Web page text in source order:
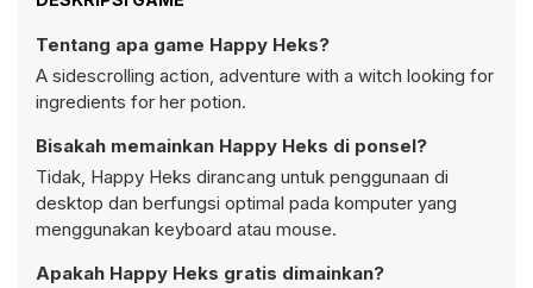
Tentang apa game Happy Heks?
A sidescrolling action, adventure with a witch looking for
ingredients for her potion.
Bisakah memainkan Happy Heks di ponsel?
Tidak, Happy Heks dirancang untuk penggunaan di
desktop dan berfungsi optimal pada komputer yang
menggunakan keyboard atau mouse.
Apakah Happy Heks gratis dimainkan?